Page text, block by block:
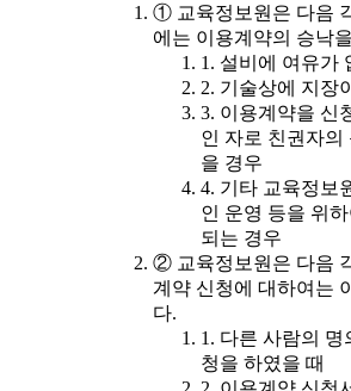
① 교육정보원은 다음
에는 이용계약의 승낙
1. 설비에 여유가
2. 기술상에 지장
3. 이용계약을 신
인 자로 친권자의
을 경우
4. 기타 교육정보
인 운영 등을 위
되는 경우
② 교육정보원은 다음
계약 신청에 대하여는
다.
1. 다른 사람의
청을 하였을 때